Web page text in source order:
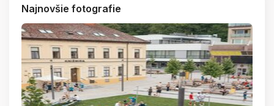
Najnovšie fotografie